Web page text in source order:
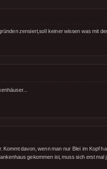
zensiert,soll keiner wissen was mit
Kommt davon, wenn man nur Blei im Kopf
gekommen ist, muss sich erst mal